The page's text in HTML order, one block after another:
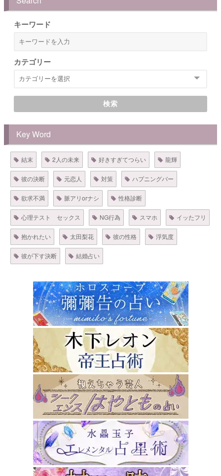
キーワード
カテゴリー
検索
Key Word
結末 2人の未来 好きすぎてつらい 龍輝
彼の決断 元恋人 対策 ハプニングバー
欲求不満 脈アリorナシ 性格診断
心理テスト セックス NG行為 スマホ イッたフリ
抱かれたい 太田梨花 彼の性格 浮気度
彼が下す決断 結婚占い